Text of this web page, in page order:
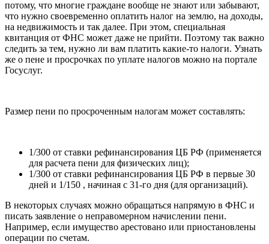
потому, что многие граждане вообще не знают или забывают,
что нужно своевременно оплатить налог на землю, на доходы,
на недвижимость и так далее. При этом, специальная
квитанция от ФНС может даже не прийти. Поэтому так важно
следить за тем, нужно ли вам платить какие-то налоги. Узнать
же о пене и просрочках по уплате налогов можно на портале
Госуслуг.
Размер пени по просроченным налогам может составлять:
1/300 от ставки рефинансирования ЦБ РФ (применяется
для расчета пени для физических лиц);
1/300 от ставки рефинансирования ЦБ РФ в первые 30
дней и 1/150 , начиная с 31-го дня (для организаций).
В некоторых случаях можно обращаться напрямую в ФНС и
писать заявление о неправомерном начислении пени.
Например, если имущество арестовано или приостановлены
операции по счетам.